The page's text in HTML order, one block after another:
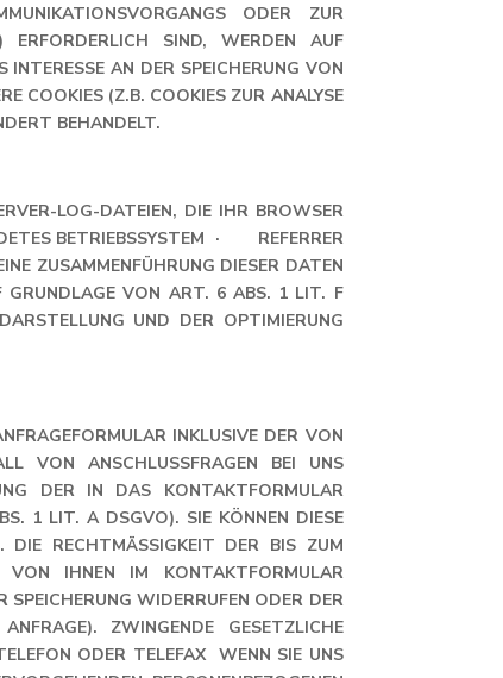
ODER ZUR BE
SIND, WERDEN AUF GR
AN DER SPEICHERUNG VON CO
(Z.B. COOKIES ZUR ANALYSE IH
BEHANDELT.
LOG-DATEIEN, DIE IHR BROWSER
BETRIEBSSYSTEM · REFERRER
DIESER DATEN
GRUNDLAGE VON ART. 6 ABS. 1 LIT. F
UND DER OPTIMIERUNG
INKLUSIVE DER VON
VON ANSCHLUSSFRAGEN BEI UNS
DER IN DAS KONTAKTFORMULAR
1 LIT. A DSGVO). SIE KÖNNEN DIESE E
RECHTMÄSSIGKEIT DER BIS ZUM WI
IHNEN IM KONTAKTFORMULAR EI
WIDERRUFEN ODER DER ZW
ZWINGENDE GESETZLICHE BE
ODER TELEFAX WENN SIE UNS PE